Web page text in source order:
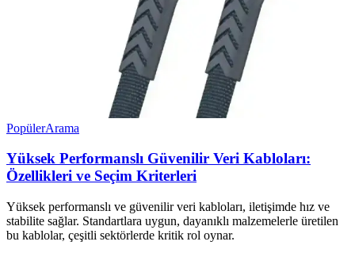
PopülerArama
Yüksek Performanslı Güvenilir Veri Kabloları:
Özellikleri ve Seçim Kriterleri
Yüksek performanslı ve güvenilir veri kabloları, iletişimde hız ve
stabilite sağlar. Standartlara uygun, dayanıklı malzemelerle üretilen
bu kablolar, çeşitli sektörlerde kritik rol oynar.